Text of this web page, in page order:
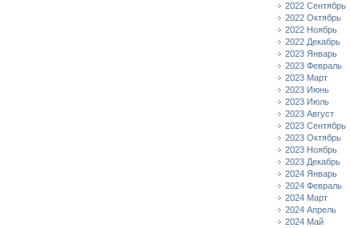
2022 Сентябрь
2022 Октябрь
2022 Ноябрь
2022 Декабрь
2023 Январь
2023 Февраль
2023 Март
2023 Июнь
2023 Июль
2023 Август
2023 Сентябрь
2023 Октябрь
2023 Ноябрь
2023 Декабрь
2024 Январь
2024 Февраль
2024 Март
2024 Апрель
2024 Май